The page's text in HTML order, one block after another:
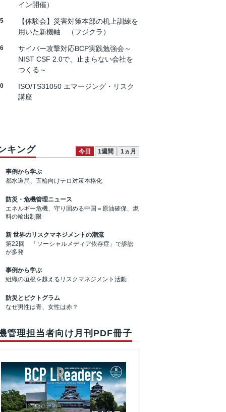
イン開催）
【体験会】災害対策本部の机上訓練を
用いた新機軸 （フジクラ）
サイバー攻撃対応BCP実践勉強会～
NIST CSF 2.0で、止まらない会社を
つくる～
ISO/TS31050 エマージング・リスク
講座
キング 今日 1週間 1ヵ月
事例から学ぶ
都水道局、五輪向けテロ対策本格化
防災・危機管理ニュース
エネルギー危機、守り固める中国＝原油確保、燃
料の輸出制限
新 世界のリスクマネジメントの潮流
第22回 「ソーシャルメディア依存症」で訴訟
が多発
事例から学ぶ
組織の垣根を越えるリスクマネジメント活動
防災とピクトグラム
なぜ男性は青、女性は赤？
管理担当者向け月刊PDF冊子